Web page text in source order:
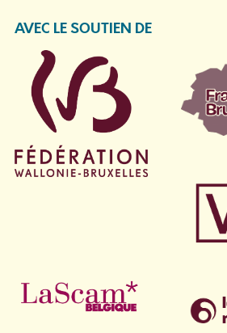
AVEC LE SOUTIEN DE